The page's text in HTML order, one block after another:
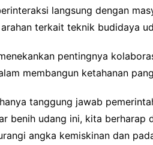
langsung dengan
terkait teknik budidaya
pentingnya
membangun ketahanan
tanggung jawab
benih udang ini, kita
angka kemiskinan dan